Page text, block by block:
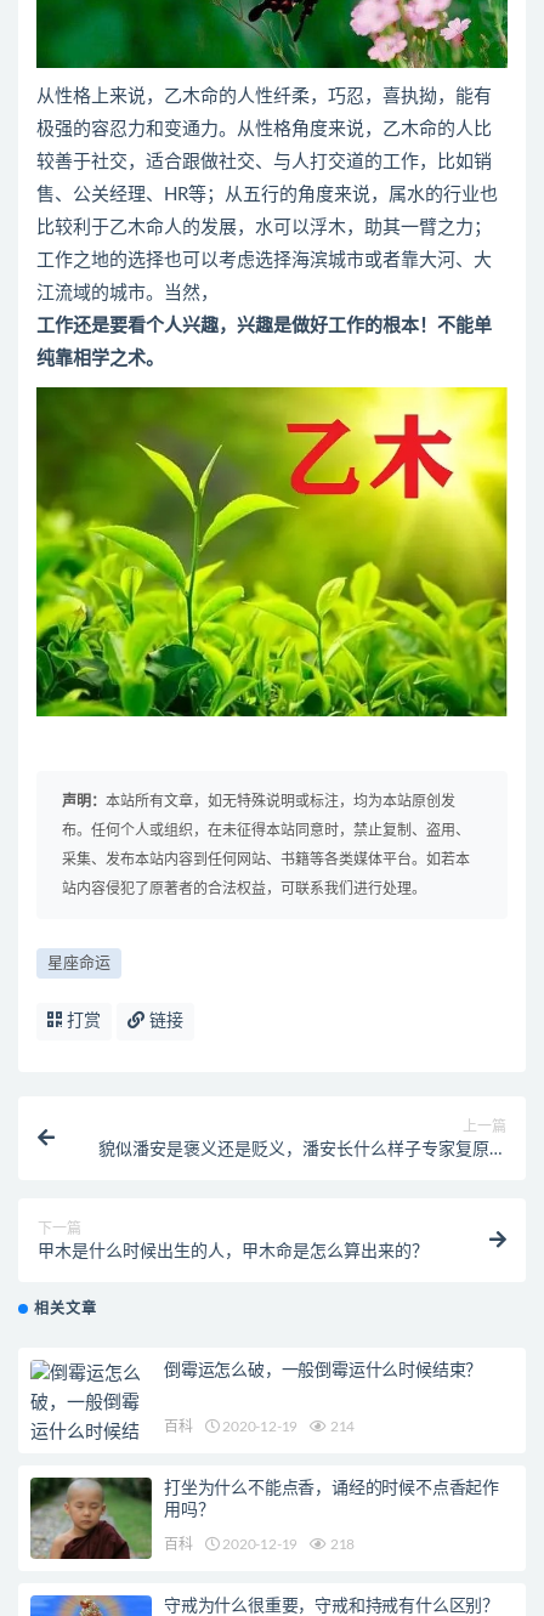
从性格上来说，乙木命的人性纤柔，巧忍，喜执拗，能有
极强的容忍力和变通力。从性格角度来说，乙木命的人比
较善于社交，适合跟做社交、与人打交道的工作，比如销
售、公关经理、HR等；从五行的角度来说，属水的行业也
比较利于乙木命人的发展，水可以浮木，助其一臂之力；
工作之地的选择也可以考虑选择海滨城市或者靠大河、大
江流域的城市。当然，
工作还是要看个人兴趣，兴趣是做好工作的根本！不能单
纯靠相学之术。
声明： 本站所有文章，如无特殊说明或标注，均为本站原创发
布。任何个人或组织，在未征得本站同意时，禁止复制、盗用、
采集、发布本站内容到任何网站、书籍等各类媒体平台。如若本
站内容侵犯了原著者的合法权益，可联系我们进行处理。
星座命运
打赏 链接
上一篇
貌似潘安是褒义还是贬义，潘安长什么样子专家复原图
下一篇
甲木是什么时候出生的人，甲木命是怎么算出来的？
相关文章
倒霉运怎么破，一般倒霉运什么时候结束？
百科 2020-12-19 214
打坐为什么不能点香，诵经的时候不点香起作
用吗？
百科 2020-12-19 218
守戒为什么很重要，守戒和持戒有什么区别？